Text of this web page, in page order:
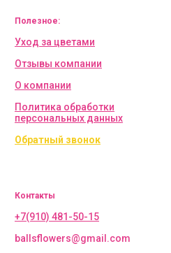
Полезное:
Уход за цветами
Отзывы компании
О компании
Политика обработки
персональных данных
Обратный звонок
Контакты
+7(910) 481-50-15
ballsflowers@gmail.com